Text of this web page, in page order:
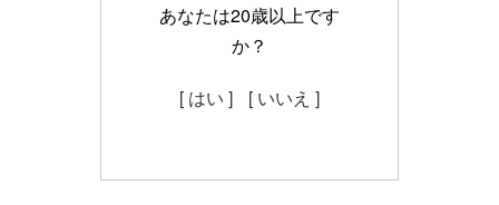
あなたは20歳以上です
か？
[ はい ] [ いいえ ]